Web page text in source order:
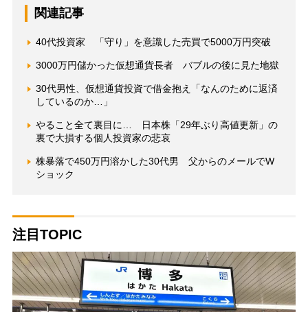
関連記事
40代投資家 「守り」を意識した売買で5000万円突破
3000万円儲かった仮想通貨長者 バブルの後に見た地獄
30代男性、仮想通貨投資で借金抱え「なんのために返済
しているのか…」
やること全て裏目に… 日本株「29年ぶり高値更新」の
裏で大損する個人投資家の悲哀
株暴落で450万円溶かした30代男 父からのメールでW
ショック
注目TOPIC